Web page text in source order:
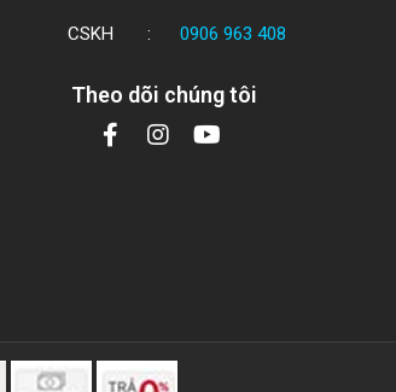
CSKH : 0906 963 408
Theo dõi chúng tôi